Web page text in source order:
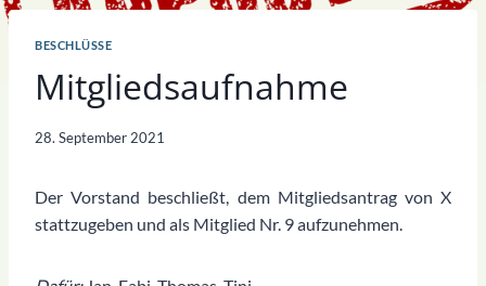
BESCHLÜSSE
Mitgliedsaufnahme
28. September 2021
Der Vorstand beschließt, dem Mitgliedsantrag von X
stattzugeben und als Mitglied Nr. 9 aufzunehmen.